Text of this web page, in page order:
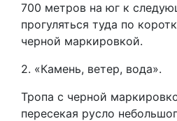
700 метров на юг к
прогуляться туда по
черной маркировкой.
2. «Камень, ветер, вода».
Тропа с черной
пересекая русло